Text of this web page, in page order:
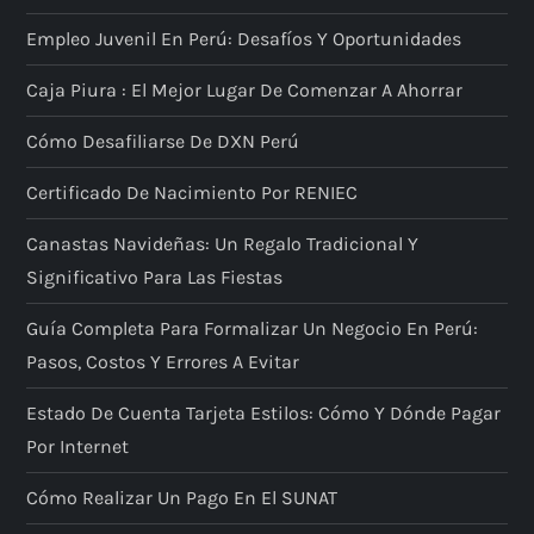
ó
n
d
e
e
n
t
r
a
Empleo Juvenil En Perú: Desafíos Y Oportunidades
Caja Piura : El Mejor Lugar De Comenzar A Ahorrar
Cómo Desafiliarse De DXN Perú
Certificado De Nacimiento Por RENIEC
Canastas Navideñas: Un Regalo Tradicional Y
Significativo Para Las Fiestas
Guía Completa Para Formalizar Un Negocio En Perú:
Pasos, Costos Y Errores A Evitar
Estado De Cuenta Tarjeta Estilos: Cómo Y Dónde Pagar
Por Internet
Cómo Realizar Un Pago En El SUNAT